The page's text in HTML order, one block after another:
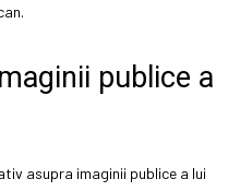
publice a
asupra imaginii publice a lui